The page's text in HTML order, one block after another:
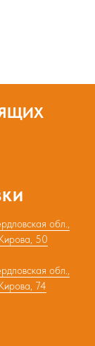
обл.,
50
обл.,
74